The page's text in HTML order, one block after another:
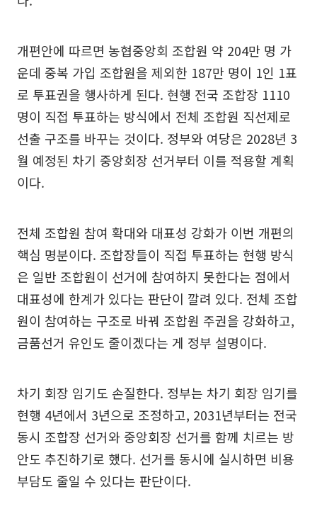
개편안에 따르면 농협중앙회 조합원 약 204만 명 가
운데 중복 가입 조합원을 제외한 187만 명이 1인 1표
로 투표권을 행사하게 된다. 현행 전국 조합장 1110
명이 직접 투표하는 방식에서 전체 조합원 직선제로
선출 구조를 바꾸는 것이다. 정부와 여당은 2028년 3
월 예정된 차기 중앙회장 선거부터 이를 적용할 계획
이다.
전체 조합원 참여 확대와 대표성 강화가 이번 개편의
핵심 명분이다. 조합장들이 직접 투표하는 현행 방식
은 일반 조합원이 선거에 참여하지 못한다는 점에서
대표성에 한계가 있다는 판단이 깔려 있다. 전체 조합
원이 참여하는 구조로 바꿔 조합원 주권을 강화하고,
금품선거 유인도 줄이겠다는 게 정부 설명이다.
차기 회장 임기도 손질한다. 정부는 차기 회장 임기를
현행 4년에서 3년으로 조정하고, 2031년부터는 전국
동시 조합장 선거와 중앙회장 선거를 함께 치르는 방
안도 추진하기로 했다. 선거를 동시에 실시하면 비용
부담도 줄일 수 있다는 판단이다.